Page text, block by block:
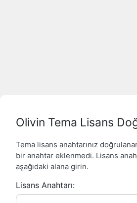
Olivin Tema Lisans
Tema lisans anahtarınız
bir anahtar eklenmedi. Lisans
aşağıdaki alana girin.
Lisans Anahtarı: